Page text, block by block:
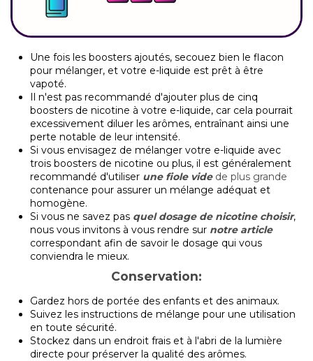
Une fois les boosters ajoutés, secouez bien le flacon
pour mélanger, et votre e-liquide est prêt à être
vapoté.
Il n'est pas recommandé d'ajouter plus de cinq
boosters de nicotine à votre e-liquide, car cela pourrait
excessivement diluer les arômes, entraînant ainsi une
perte notable de leur intensité.
Si vous envisagez de mélanger votre e-liquide avec
trois boosters de nicotine ou plus, il est généralement
recommandé d'utiliser une fiole videde plus grande
contenance pour assurer un mélange adéquat et
homogène.
Si vous ne savez pas quel dosage de nicotine choisir,
nous vous invitons à vous rendre sur notre article
correspondant afin de savoir le dosage qui vous
conviendra le mieux.
Conservation:
Gardez hors de portée des enfants et des animaux.
Suivez les instructions de mélange pour une utilisation
en toute sécurité.
Stockez dans un endroit frais et à l'abri de la lumière
directe pour préserver la qualité des arômes.